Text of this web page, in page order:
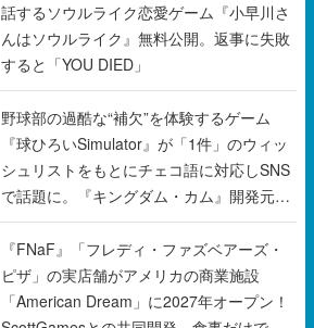
話するソウルライク恋愛ゲーム『小早川さ
んはソウルライク』無料公開。返事に失敗
すると「YOU DIED」
野球部の過酷な“補欠”を体験するゲーム
『球ひろいSimulator』が「1件」のウィッ
シュリストをもとにチェコ語に対応しSNS
で話題に。『キングダム・カム』開発元や
チェコのプロ野球選手から称賛の声
『FNaF』「フレディ・ファズベアーズ・
ピザ」の実店舗がアメリカの商業施設
「American Dream」に2027年オープン！